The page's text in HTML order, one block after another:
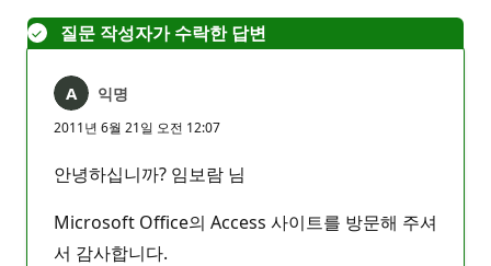
질문 작성자가 수락한 답변
익명
2011년 6월 21일 오전 12:07
안녕하십니까? 임보람 님
Microsoft Office의 Access 사이트를 방문해 주셔
서 감사합니다.